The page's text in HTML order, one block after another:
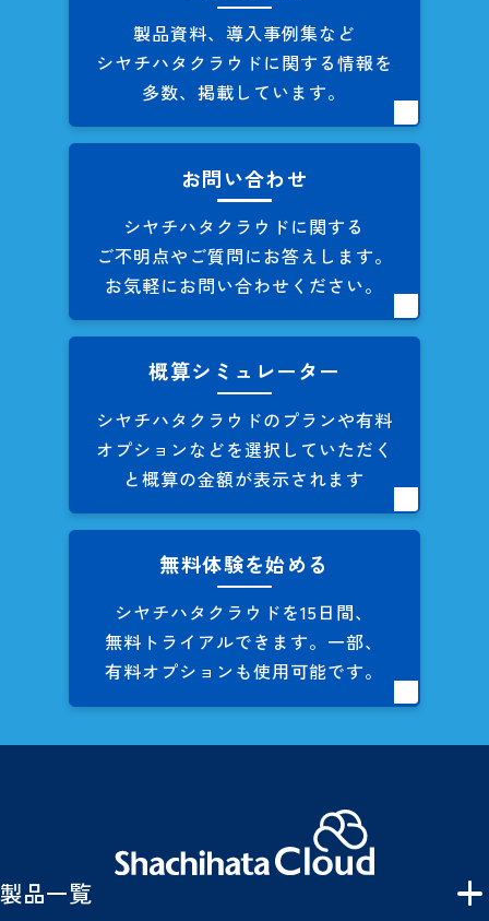
製品資料、導入事例集など
シヤチハタクラウドに関する情報を
多数、掲載しています。
お問い合わせ
シヤチハタクラウドに関する
ご不明点やご質問にお答えします。
お気軽にお問い合わせください。
概算シミュレーター
シヤチハタクラウドのプランや有料
オプションなどを選択していただく
と概算の金額が表示されます
無料体験を始める
シヤチハタクラウドを15日間、
無料トライアルできます。 一部、
有料オプションも使用可能です。
製品一覧